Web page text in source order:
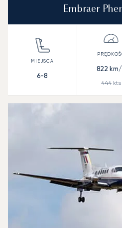
Embraer
6-8
822
444 kts